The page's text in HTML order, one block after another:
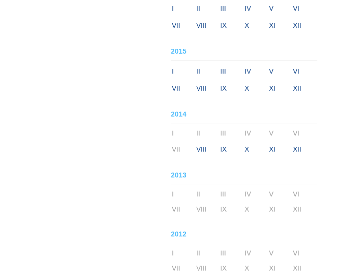
I II III IV V VI
VII VIII IX X XI XII
2015
I II III IV V VI
VII VIII IX X XI XII
2014
I II III IV V VI
VII VIII IX X XI XII
2013
I II III IV V
VI
VII
VIII IX X XI XII
2012
I II III IV V
VI
VII
VIII IX X XI XII